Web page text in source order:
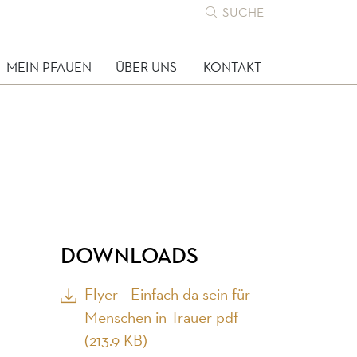
SUCHE
MEIN PFAUEN ÜBER UNS KONTAKT
DOWNLOADS
Flyer - Einfach da sein für
Menschen in Trauer pdf
(213.9 KB)